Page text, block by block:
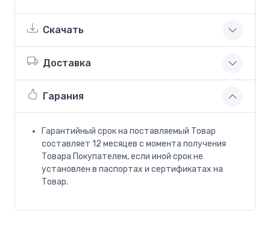
Скачать
Доставка
Гарания
Гарантийный срок на поставляемый Товар
составляет 12 месяцев с момента получения
Товара Покупателем, если иной срок не
установлен в паспортах и сертификатах на
Товар.